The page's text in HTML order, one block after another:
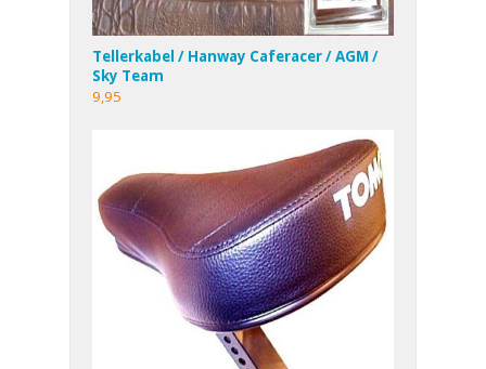
Tellerkabel / Hanway Caferacer / AGM /
Sky Team
9,95